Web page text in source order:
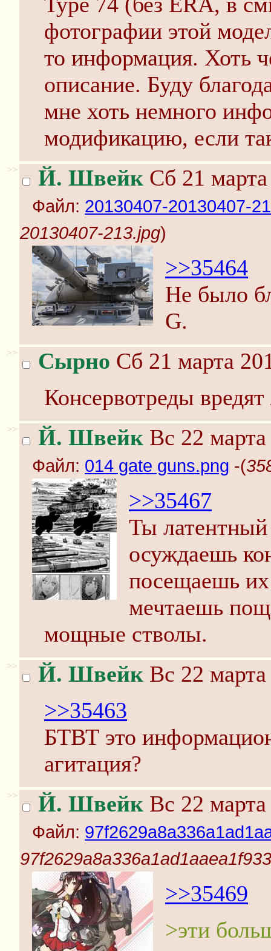
фотографии этой
то информация. Хоть
описание. Буду
мне хоть немного
модификацию, если
>> Й. Швейк Сб 21
Файл: 20130407-20130407-
20130407-213.jpg)
>>35464
Не было
G.
>> Сырно Сб 21 марта
Консервотреды
>> Й. Швейк Вс 22
Файл: 014 gate guns.png -(
>>35467
Ты
осуждаешь
посещаешь их
мечтаешь
мощные стволы.
>> Й. Швейк Вс 22
>>35463
БТВТ это
агитация?
>> Й. Швейк Вс 22
Файл:
>>35469
>эти